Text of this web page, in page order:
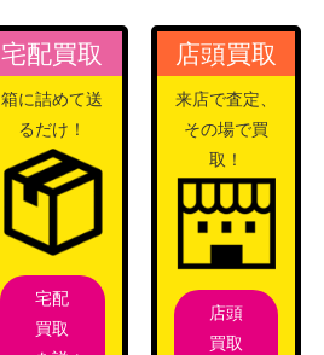
宅配買取
箱に詰めて送
るだけ！
宅配
買取
店頭買取
来店で査定、
その場で買
取！
店頭
買取